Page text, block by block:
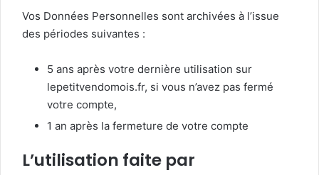
Vos Données Personnelles sont archivées à l’issue
des périodes suivantes :
5 ans après votre dernière utilisation sur
lepetitvendomois.fr, si vous n’avez pas fermé
votre compte,
1 an après la fermeture de votre compte
L’utilisation faite par